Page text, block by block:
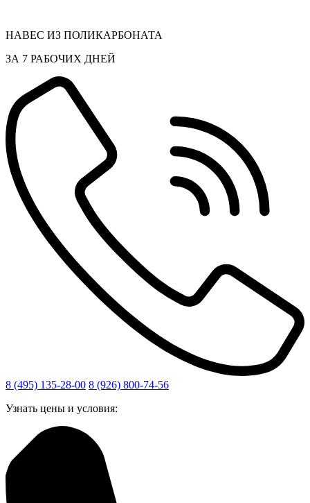
НАВЕС ИЗ ПОЛИКАРБОНАТА
ЗА 7 РАБОЧИХ ДНЕЙ
8 (495) 135-28-00 8 (926) 800-74-56
Узнать цены и условия: